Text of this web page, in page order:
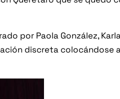
por Paola González,
discreta colocándose